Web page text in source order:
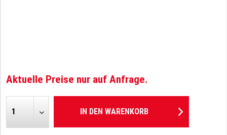
Aktuelle Preise nur auf Anfrage.
IN DEN WARENKORB